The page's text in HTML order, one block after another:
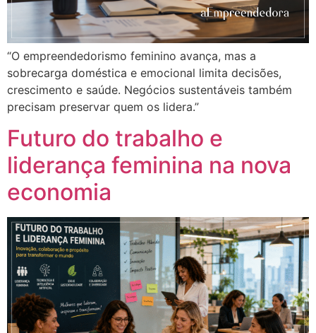
“O empreendedorismo feminino avança, mas a
sobrecarga doméstica e emocional limita decisões,
crescimento e saúde. Negócios sustentáveis também
precisam preservar quem os lidera.”
Futuro do trabalho e
liderança feminina na nova
economia